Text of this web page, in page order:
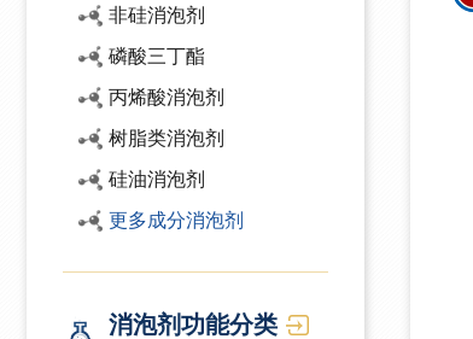
非硅消泡剂
磷酸三丁酯
丙烯酸消泡剂
树脂类消泡剂
硅油消泡剂
更多成分消泡剂
消泡剂功能分类